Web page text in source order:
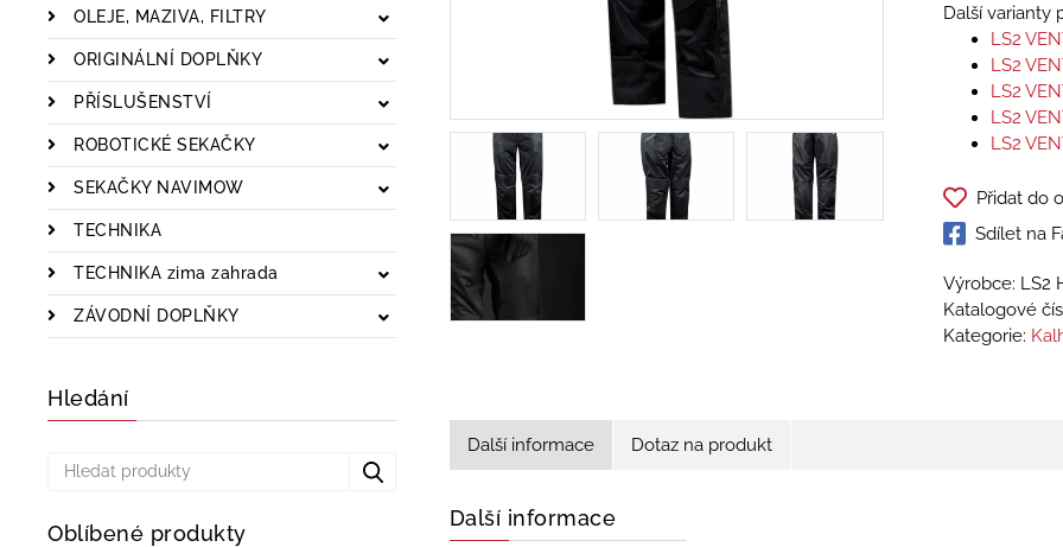
OLEJE, MAZIVA, FILTRY
ORIGINÁLNÍ DOPLŇKY
PŘÍSLUŠENSTVÍ
ROBOTICKÉ SEKAČKY
SEKAČKY NAVIMOW
TECHNIKA
TECHNIKA zima zahrada
ZÁVODNÍ DOPLŇKY
Hledání
Oblíbené produkty
Další varianty
LS2
LS2
LS2
LS2
LS2
Přidat do
Sdílet na
Výrobce: LS2
Katalogové
Kategorie:
Další informace Dotaz na produkt
Další informace